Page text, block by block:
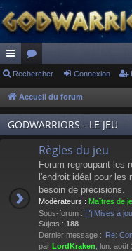
ac
co
ur
ci
or
u
m
s
Rechercher Connexion
Accueil du forum
GODWARRIORS - LE JEU
Règles du jeu
Forum regroupant les
l'endroit idéal pour
besoin de précisions.
Modérateurs : Maîtres de
Sous-forum :
Mises à
Sujets : 188
Dernier message : Re:
par LordKraken , lun.